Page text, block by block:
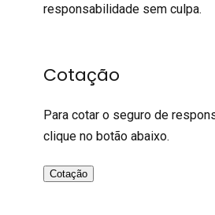
responsabilidade sem culpa.
Cotação
Para cotar o seguro de
clique no botão abaixo.
Cotação